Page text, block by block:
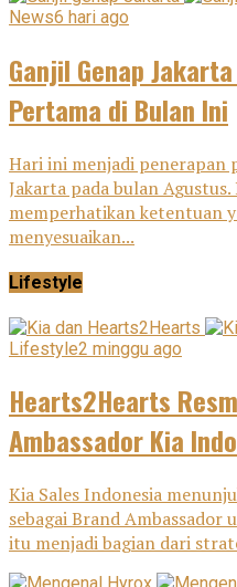
News6 hari ago
Ganjil Genap
Pertama di Bulan Ini
Hari ini menjadi penerapan
Jakarta pada bulan
memperhatikan ketentuan
menyesuaikan...
Lifestyle
Lifestyle2 minggu ago
Hearts2Hearts
Ambassador Kia
Kia Sales Indonesia
sebagai Brand Ambassador
itu menjadi bagian dari